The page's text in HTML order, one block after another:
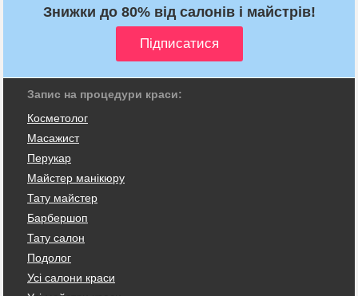
Знижки до 80% від салонів і майстрів!
Запис на процедури краси:
Косметолог
Масажист
Перукар
Майстер манікюру
Тату майстер
Барбершоп
Тату салон
Подолог
Усі салони краси